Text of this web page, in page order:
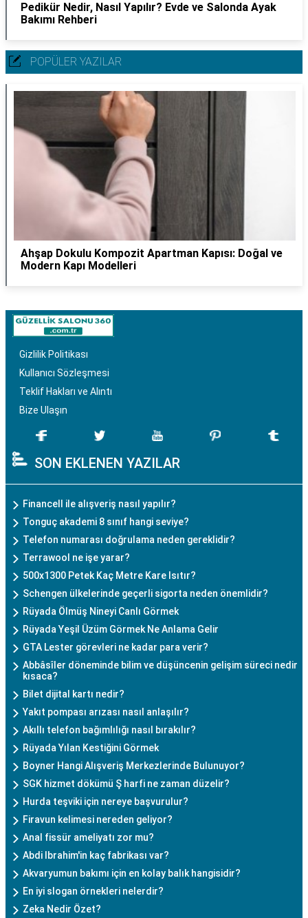
Pedikür Nedir, Nasıl Yapılır? Evde ve Salonda Ayak
Bakımı Rehberi
POPÜLER YAZILAR
Ahşap Dokulu Kompozit Apartman Kapısı: Doğal ve
Modern Kapı Modelleri
Gizlilik Politikası
Kullanıcı Sözleşmesi
Teklif Hakları ve Alıntı
Bize Ulaşın
SON EKLENEN YAZILAR
Financell ile alışveriş nasıl yapılır?
Tonguç akademi 8 sınıf hangi seviye?
Telefon numarası doğrulama neden gereklidir?
Terrawool ne işe yarar?
500x1300 Petek Kaç Metre Kare Isıtır?
Schengen ülkelerinde geçerli sigorta neden önemlidir?
Rüyada Ölmüş Nineyi Canlı Görmek
Rüyada Yeşil Üzüm Görmek Ne Anlama Gelir
GTA Lester görevleri ne kadar para verir?
Abbâsîler döneminde bilim ve düşüncenin gelişim süreci nedir
kısaca?
Bilet dijital kartı nedir?
Yakıt pompası arızası nasıl anlaşılır?
Akıllı telefon bağımlılığı nasıl bırakılır?
Rüyada Yılan Kestiğini Görmek
Boyner Hangi Alışveriş Merkezlerinde Bulunuyor?
SGK hizmet dökümü Ş harfi ne zaman düzelir?
Hurda teşviki için nereye başvurulur?
Firavun kelimesi nereden geliyor?
Anal fissür ameliyatı zor mu?
Abdi Ibrahim'in kaç fabrikası var?
Akvaryumun bakımı için en kolay balık hangisidir?
En iyi slogan örnekleri nelerdir?
Zeka Nedir Özet?